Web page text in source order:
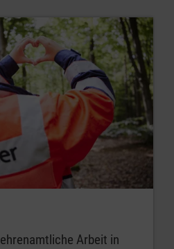
Arbeit in